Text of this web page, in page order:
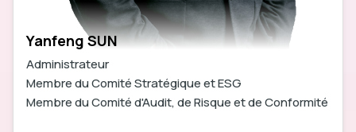
Yanfeng SUN
Administrateur
Membre du Comité Stratégique et ESG
Membre du Comité d'Audit, de Risque et de Conformité